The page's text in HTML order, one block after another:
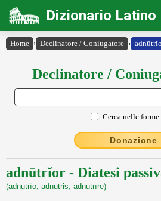
Dizionario Latino
Home › Declinatore / Coniugatore ›
Declinatore /
Cerca nelle forme
Donazione
adnūtrĭor - Diatesi
(adnūtrĭo, adnūtris, adnūtrīre)